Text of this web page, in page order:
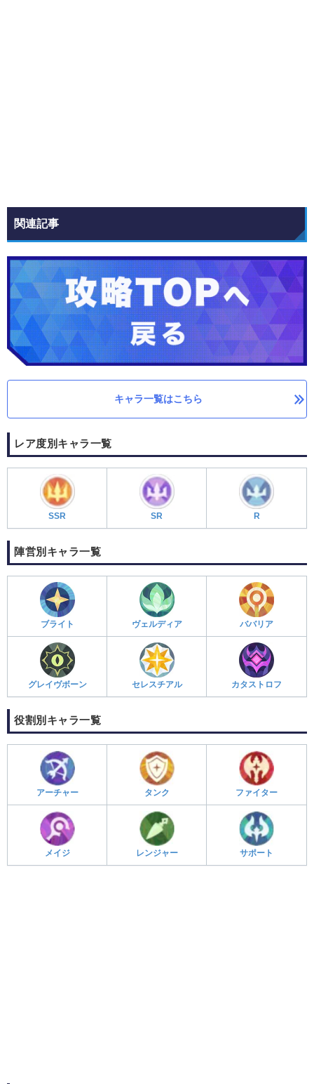
関連記事
キャラ一覧はこちら
レア度別キャラ一覧
SSR SR R
陣営別キャラ一覧
ブライト ヴェルディア ババリア
グレイヴボーン セレスチアル カタストロフ
役割別キャラ一覧
アーチャー タンク ファイター
メイジ レンジャー サポート